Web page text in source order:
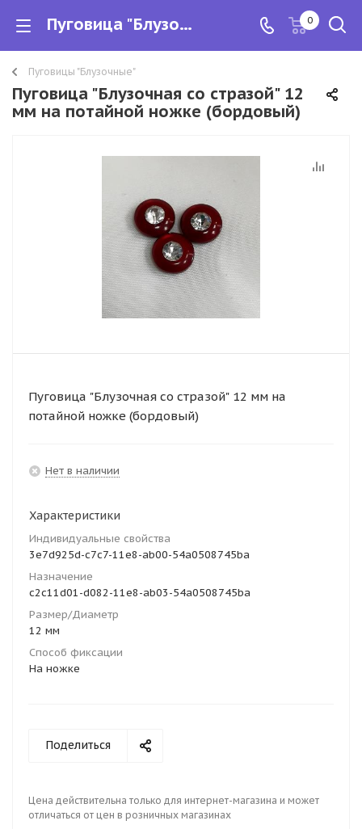
Пуговица "Блузочная со стразой" 12 мм на потайной ножке (бордовый) 0
Пуговицы "Блузочные"
Пуговица "Блузочная со стразой" 12
мм на потайной ножке (бордовый)
Пуговица "Блузочная со стразой" 12 мм на
потайной ножке (бордовый)
Нет в наличии
Характеристики
Индивидуальные свойства
3e7d925d-c7c7-11e8-ab00-54a0508745ba
Назначение
c2c11d01-d082-11e8-ab03-54a0508745ba
Размер/Диаметр
12 мм
Способ фиксации
На ножке
Поделиться
Цена действительна только для интернет-магазина и может
отличаться от цен в розничных магазинах